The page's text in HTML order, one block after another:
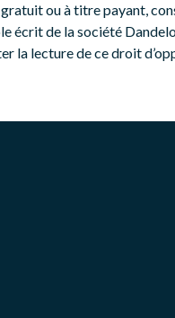
ou à titre payant,
écrit de la société
la lecture de ce droit